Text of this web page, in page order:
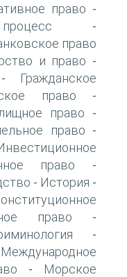
право -
-
право
и право -
Гражданское
право -
право -
право -
право -
- История -
право -
-
Международное
-
Морское